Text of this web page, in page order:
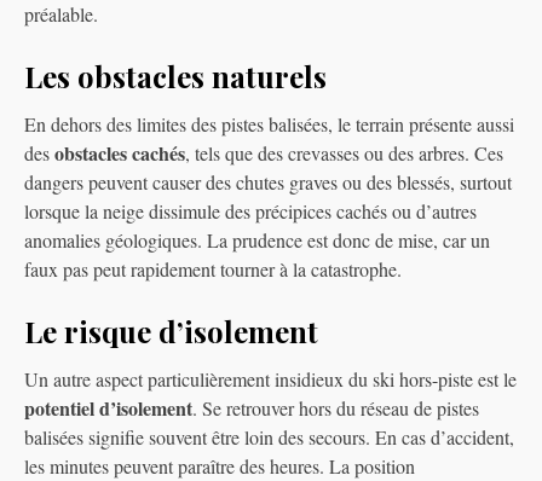
préalable.
Les obstacles naturels
En dehors des limites des pistes balisées, le terrain présente aussi
desobstacles cachés, tels que des crevasses ou des arbres. Ces
dangers peuvent causer des chutes graves ou des blessés, surtout
lorsque la neige dissimule des précipices cachés ou d’autres
anomalies géologiques. La prudence est donc de mise, car un
faux pas peut rapidement tourner à la catastrophe.
Le risque d’isolement
Un autre aspect particulièrement insidieux du ski hors-piste est le
potentiel d’isolement. Se retrouver hors du réseau de pistes
balisées signifie souvent être loin des secours. En cas d’accident,
les minutes peuvent paraître des heures. La position